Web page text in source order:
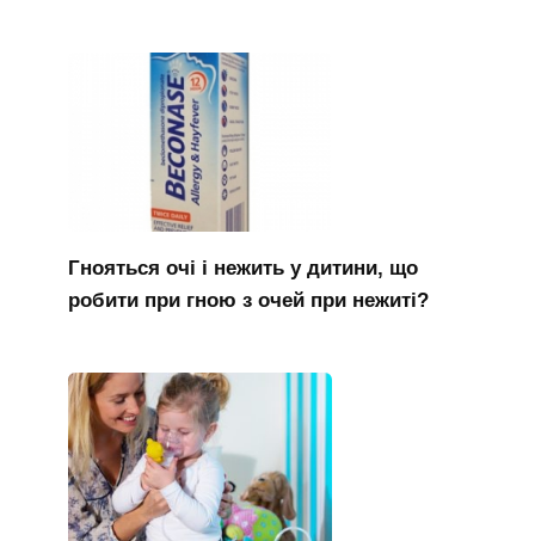
Гнояться очі і нежить у дитини, що
робити при гною з очей при нежиті?